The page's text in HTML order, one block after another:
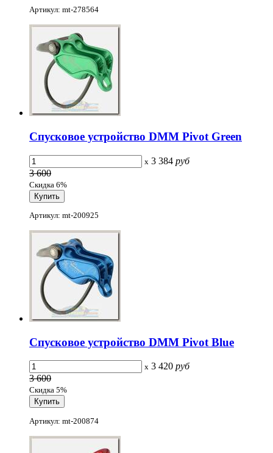
Артикул: mt-278564
Спусковое устройство DMM Pivot Green
x 3 384 руб
3 600
Скидка 6%
Артикул: mt-200925
Спусковое устройство DMM Pivot Blue
x 3 420 руб
3 600
Скидка 5%
Артикул: mt-200874